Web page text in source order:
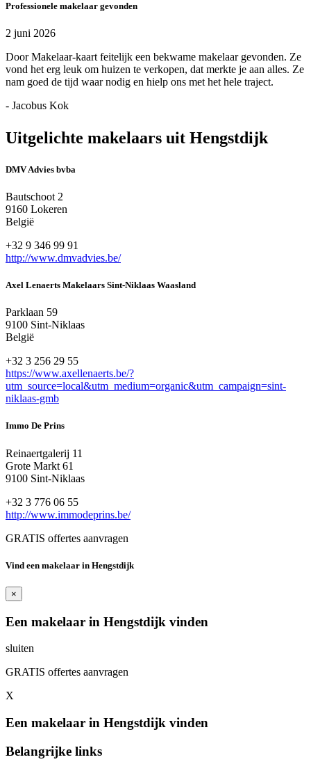
Professionele makelaar gevonden
2 juni 2026
Door Makelaar-kaart feitelijk een bekwame makelaar gevonden. Ze
vond het erg leuk om huizen te verkopen, dat merkte je aan alles. Ze
nam goed de tijd waar nodig en hielp ons met het hele traject.
- Jacobus Kok
Uitgelichte makelaars uit Hengstdijk
DMV Advies bvba
Bautschoot 2
9160 Lokeren
België
+32 9 346 99 91
http://www.dmvadvies.be/
Axel Lenaerts Makelaars Sint-Niklaas Waasland
Parklaan 59
9100 Sint-Niklaas
België
+32 3 256 29 55
https://www.axellenaerts.be/?
utm_source=local&utm_medium=organic&utm_campaign=sint-
niklaas-gmb
Immo De Prins
Reinaertgalerij 11
Grote Markt 61
9100 Sint-Niklaas
+32 3 776 06 55
http://www.immodeprins.be/
GRATIS offertes aanvragen
Vind een makelaar in Hengstdijk
×
Een makelaar in Hengstdijk vinden
sluiten
GRATIS offertes aanvragen
X
Een makelaar in Hengstdijk vinden
Belangrijke links